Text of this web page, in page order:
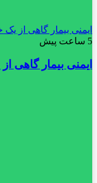
ایمنی بیمار گاهی از
5 ساعت پیش
ایمنی بیمار گاهی